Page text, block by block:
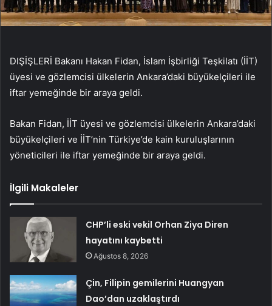
DIŞİŞLERİ Bakanı Hakan Fidan, İslam İşbirliği Teşkilatı (İİT)
üyesi ve gözlemcisi ülkelerin Ankara’daki büyükelçileri ile
iftar yemeğinde bir araya geldi.
Bakan Fidan, İİT üyesi ve gözlemcisi ülkelerin Ankara’daki
büyükelçileri ve İİT’nin Türkiye’de kain kuruluşlarının
yöneticileri ile iftar yemeğinde bir araya geldi.
İlgili Makaleler
CHP’li eski vekil Orhan Ziya Diren
hayatını kaybetti
Ağustos 8, 2026
Çin, Filipin gemilerini Huangyan
Dao’dan uzaklaştırdı